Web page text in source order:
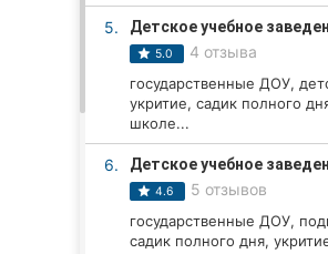
Хмельницкий
5. Детское учебное
5.0 4 отзыва
государственные ДОУ,
укритие, садик полного
школе...
6. Детское учебное
4.6 5 отзывов
государственные ДОУ,
садик полного дня,